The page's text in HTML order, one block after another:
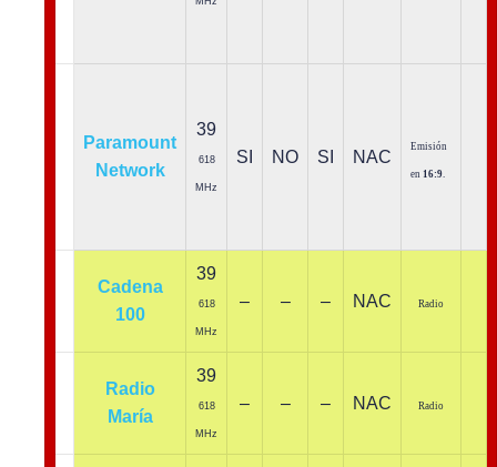
Paramount
Network
39
618
MHz
SI NO SI NAC
Emisión
en 16:9
Cadena
100
39
618
MHz
– – – NAC Radio
Radio
María
39
618
MHz
– – – NAC Radio